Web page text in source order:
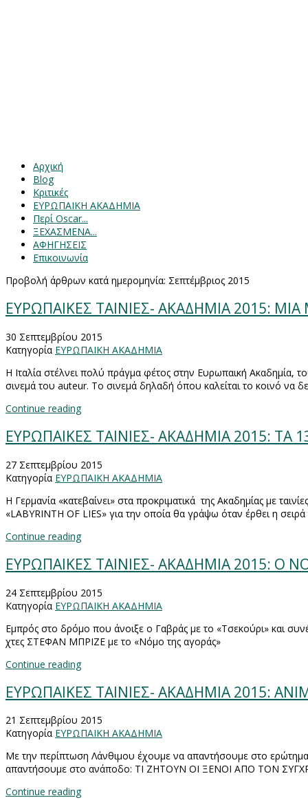
Αρχική
Blog
Κριτικές
ΕΥΡΩΠΑΙΚΗ ΑΚΑΔΗΜΙΑ
Περί Oscar...
ΞΕΧΑΣΜΕΝΑ...
ΑΦΗΓΗΣΕΙΣ
Επικοινωνία
Προβολή άρθρων κατά ημερομηνία: Σεπτέμβριος 2015
ΕΥΡΩΠΑΙΚΕΣ ΤΑΙΝΙΕΣ- ΑΚΑΔΗΜΙΑ 2015: MIA
30 Σεπτεμβρίου 2015
Κατηγορία ΕΥΡΩΠΑΙΚΗ ΑΚΑΔΗΜΙΑ
Η Ιταλία στέλνει πολύ πράγμα φέτος στην Ευρωπαική Ακαδημία,
σινεμά του auteur. Το σινεμά δηλαδή όπου καλείται το κοινό να
Continue reading
ΕΥΡΩΠΑΙΚΕΣ ΤΑΙΝΙΕΣ- ΑΚΑΔΗΜΙΑ 2015: ΤΑ
27 Σεπτεμβρίου 2015
Κατηγορία ΕΥΡΩΠΑΙΚΗ ΑΚΑΔΗΜΙΑ
Η Γερμανία «κατεβαίνει» στα προκριματικά της Ακαδημίας με
«LABYRINTH OF LIES» για την οποία θα γράψω όταν έρθει η σειρά
Continue reading
ΕΥΡΩΠΑΙΚΕΣ ΤΑΙΝΙΕΣ- ΑΚΑΔΗΜΙΑ 2015: Ο
24 Σεπτεμβρίου 2015
Κατηγορία ΕΥΡΩΠΑΙΚΗ ΑΚΑΔΗΜΙΑ
Εμπρός στο δρόμο που άνοιξε ο Γαβράς με το «Τσεκούρι» και
χτες ΣΤΕΦΑΝ ΜΠΡΙΖΕ με το «Νόμο της αγοράς»
Continue reading
ΕΥΡΩΠΑΙΚΕΣ ΤΑΙΝΙΕΣ- ΑΚΑΔΗΜΙΑ 2015:
21 Σεπτεμβρίου 2015
Κατηγορία ΕΥΡΩΠΑΙΚΗ ΑΚΑΔΗΜΙΑ
Με την περίπτωση Λάνθιμου έχουμε να απαντήσουμε στο ερώτημα
απαντήσουμε στο ανάποδο: ΤΙ ΖΗΤΟΥΝ ΟΙ ΞΕΝΟΙ ΑΠΟ ΤΟΝ
Continue reading